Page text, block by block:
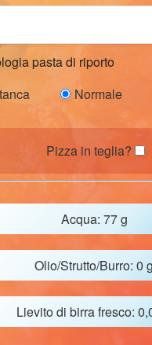
pasta di riporto
Normale
Pizza in teglia?
Acqua: 77 g
Olio/Strutto/Burro: 0
Lievito di birra fresco: